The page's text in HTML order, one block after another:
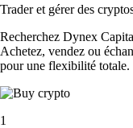
Trader et gérer des
Recherchez Dynex
Achetez, vendez ou
pour une flexibilité totale.
1